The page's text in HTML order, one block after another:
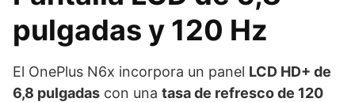
pulgadas y 120 Hz
El OnePlus N6x incorpora un panel LCD HD+ de
6,8 pulgadas con una tasa de refresco de 120